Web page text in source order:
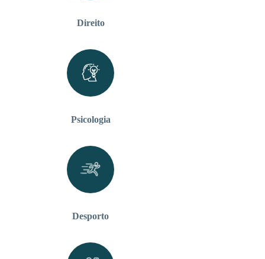
Direito
Psicologia
Desporto